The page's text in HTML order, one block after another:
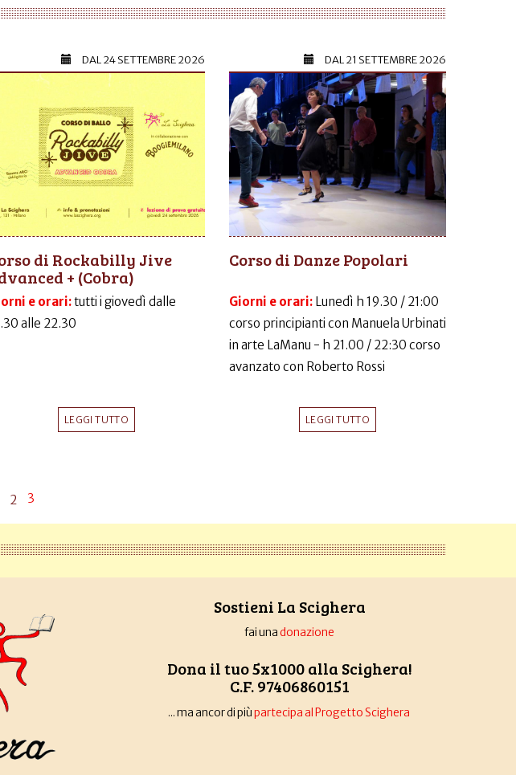
DAL24 SETTEMBRE 2026
di Rockabilly Jive
+ (Cobra)
e orari:tutti i giovedì dalle
alle 22.30
LEGGI TUTTO
DAL21 SETTEMBRE 2026
Corso di Danze Popolari
Giorni e orari: Lunedì h 19.30 / 21:00
corso principianti con Manuela Urbinati
in arte LaManu - h 21.00 / 22:30 corso
avanzato con Roberto Rossi
LEGGI TUTTO
2 3
Sostieni La Scighera
fai unadonazione
Dona il tuo 5x1000 alla Scighera!
C.F. 97406860151
... ma ancor di piùpartecipa al Progetto Scighera